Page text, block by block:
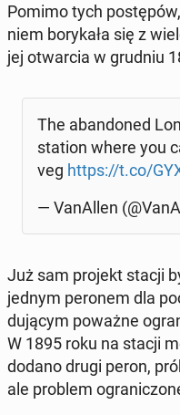
Pomimo tych
niem bo­ry­ka­ła się z
jej otwar­cia w grudniu
The aban­do­ned
station where you
veg https://t.co/
— Va­nAl­len
Już sam projekt stacji
jednym peronem dla
du­ją­cym poważne
W 1895 roku na stacji
dodano drugi peron,
ale problem